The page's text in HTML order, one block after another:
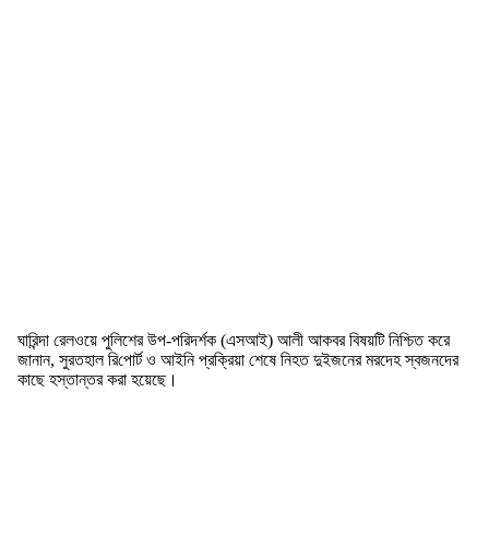
ঘা‌রিন্দা রেলওয়ে পুলিশের উপ-পরিদর্শক (এসআই) আলী আকবর বিষয়টি নিশ্চিত করে
জানান, সুরতহাল রি‌পোর্ট ও আইনি প্রক্রিয়া শেষে নিহত দুইজনের মরদেহ স্বজনদের
কাছে হস্তান্তর করা হয়েছে।